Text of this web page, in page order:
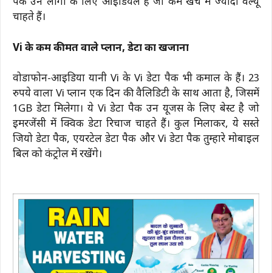
चाहते हैं।
Vi के कम कीमत वाले प्लान, डेटा का खजाना
वोडाफोन-आइडिया यानी Vi के Vi डेटा पैक भी कमाल के हैं। 23
रुपये वाला Vi प्लान एक दिन की वैलिडिटी के साथ आता है, जिसमें
1GB डेटा मिलेगा। ये Vi डेटा पैक उन यूजर्स के लिए बेस्ट है जो
इमरजेंसी में क्विक डेटा रिचार्ज चाहते हैं। कुल मिलाकर, ये सस्ते
जियो डेटा पैक, एयरटेल डेटा पैक और Vi डेटा पैक तुम्हारे मोबाइल
बिल को कंट्रोल में रखेंगे।